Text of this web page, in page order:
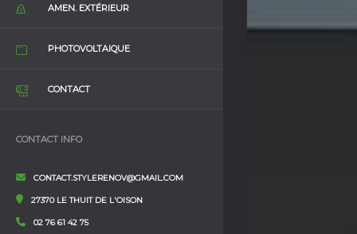
AMEN. EXTÉRIEUR
PHOTOVOLTAIQUE
CONTACT
CONTACT INFO
CONTACT.STYLERENOV@GMAIL.COM
27370 LE THUIT DE L'OISON
02 76 61 42 75